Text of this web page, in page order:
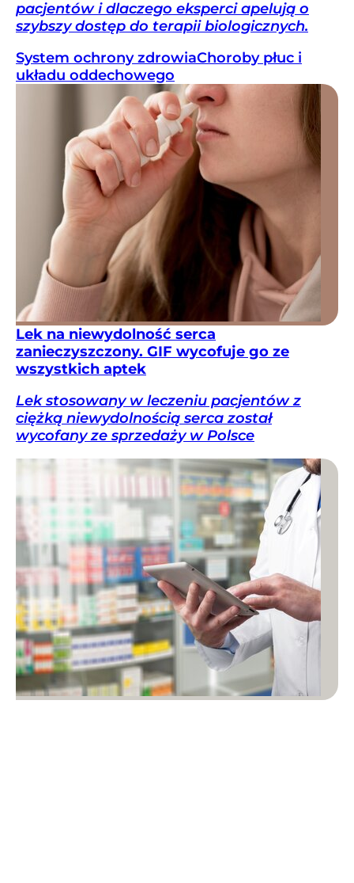
pacjentów i dlaczego eksperci apelują o
szybszy dostęp do terapii biologicznych.
System ochrony zdrowiaChoroby płuc i
układu oddechowego
Lek na niewydolność serca
zanieczyszczony. GIF wycofuje go ze
wszystkich aptek
Lek stosowany w leczeniu pacjentów z
ciężką niewydolnością serca został
wycofany ze sprzedaży w Polsce